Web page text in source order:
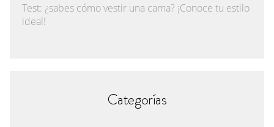
Test: ¿sabes cómo vestir una cama? ¡Conoce tu estilo
ideal!
Categorías